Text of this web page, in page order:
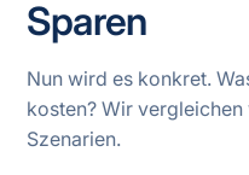
Sparen
Nun wird es konkret.
kosten? Wir
Szenarien.